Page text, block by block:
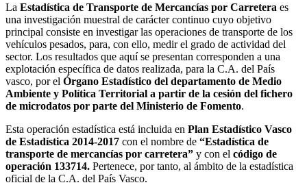
La Estadística de Transporte de Mercancías por Carretera es
una investigación muestral de carácter continuo cuyo objetivo
principal consiste en investigar las operaciones de transporte de los
vehículos pesados, para, con ello, medir el grado de actividad del
sector. Los resultados que aquí se presentan corresponden a una
explotación específica de datos realizada, para la C.A. del País
vasco, por el Órgano Estadístico del departamento de Medio
Ambiente y Política Territorial a partir de la cesión del fichero
de microdatos por parte del Ministerio de Fomento.
Esta operación estadística está incluida en Plan Estadístico Vasco
de Estadística 2014-2017 con el nombre de “Estadística de
transporte de mercancías por carretera” y con el código de
operación 133714. Pertenece, por tanto, al ámbito de la estadística
oficial de la C.A. del País Vasco.